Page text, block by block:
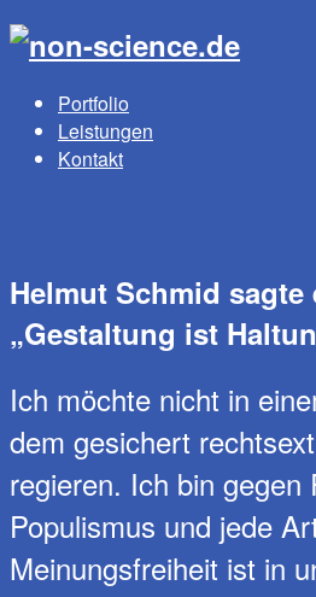
Portfolio
Leistungen
Kontakt
Helmut Schmid sagte
„Gestaltung ist
Ich möchte nicht in
dem gesichert
regieren. Ich bin gegen
Populismus und jede
Meinungsfreiheit ist in